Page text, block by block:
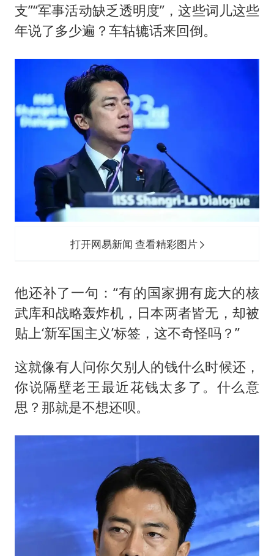
支”“军事活动缺乏透明度”，这些词儿这些
年说了多少遍？车轱辘话来回倒。
打开网易新闻 查看精彩图片
他还补了一句：“有的国家拥有庞大的核
武库和战略轰炸机，日本两者皆无，却被
贴上‘新军国主义’标签，这不奇怪吗？”
这就像有人问你欠别人的钱什么时候还，
你说隔壁老王最近花钱太多了。什么意
思？那就是不想还呗。